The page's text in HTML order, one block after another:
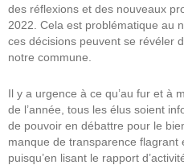
des réflexions et des nouveaux
2022. Cela est problématique au
ces décisions peuvent se révéler
notre commune.
Il y a urgence à ce qu’au fur et à
de l’année, tous les élus soient
de pouvoir en débattre pour le
manque de transparence flagrant
puisqu’en lisant le rapport